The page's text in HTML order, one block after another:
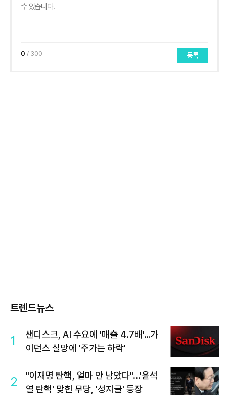
0 / 300 등록
트렌드뉴스
1
샌디스크, AI 수요에 '매출 4.7배'…가
이던스 실망에 '주가는 하락'
2
"이재명 탄핵, 얼마 안 남았다"...'윤석
열 탄핵' 맞힌 무당, '성지글' 등장